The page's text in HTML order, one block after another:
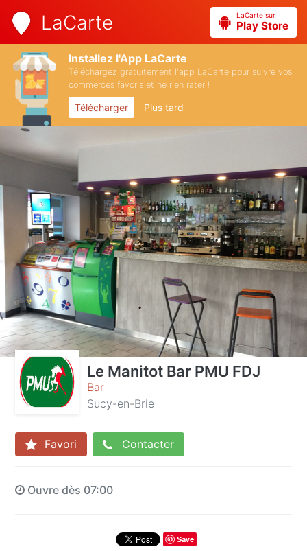
LaCarte LaCarte sur
Play Store
Installez l'App LaCarte
Téléchargez gratuitement l'app LaCarte pour suivre vos
commerces favoris et ne rien rater !
Télécharger Plus tard
Le Manitot Bar PMU FDJ
Bar
Sucy-en-Brie
Favori Contacter
Ouvre dès 07:00
Save